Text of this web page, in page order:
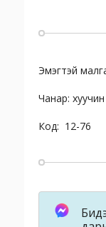
Эмэгтэй
Чанар: хуучин
Код: 12-76